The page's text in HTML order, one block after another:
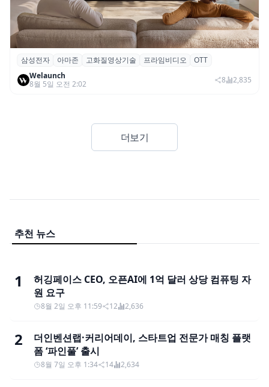
삼성전자·아마존, 프라임 비디오에 ‘HDR10+
어드밴스드’ 적용
삼성전자 아마존 고화질영상기술 프라임비디오
OTT
Welaunch
8월 5일 오전 2:02
8 2,835
더보기
추천 뉴스
1
허깅페이스 CEO, 오픈AI에 1억 달러 상당 컴퓨팅 자
원 요구
8월 2일 오후 11:59 12 2,636
2
더인벤션랩·커리어데이, 스타트업 전문가 매칭 플랫
폼 ‘파인풀’ 출시
8월 7일 오후 1:34 14 2,634